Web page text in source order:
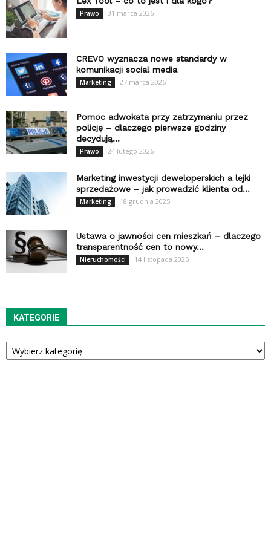
Prawo 31 marca 2026
CREVO wyznacza nowe standardy w
komunikacji social media
Marketing 27 marca 2026
Pomoc adwokata przy zatrzymaniu przez
policję – dlaczego pierwsze godziny
decydują...
Prawo 24 lutego 2026
Marketing inwestycji deweloperskich a lejki
sprzedażowe – jak prowadzić klienta od...
Marketing 18 grudnia 2025
Ustawa o jawności cen mieszkań – dlaczego
transparentność cen to nowy...
Nieruchomości 14 listopada 2025
KATEGORIE
Kategorie